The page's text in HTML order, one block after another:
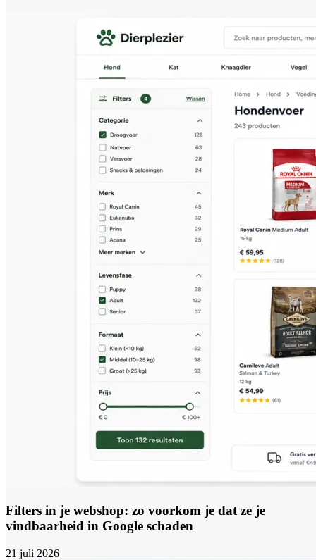
Filters in je webshop: zo voorkom je dat ze je
vindbaarheid in Google schaden
21 juli 2026